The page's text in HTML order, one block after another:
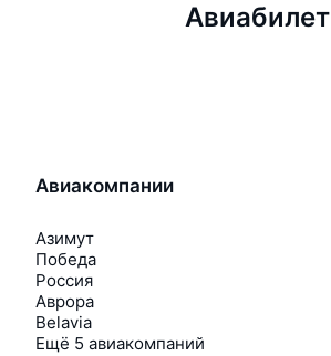
Авиакомпании
Азимут
Победа
Россия
Аврора
Belavia
Ещё 5 авиакомпаний